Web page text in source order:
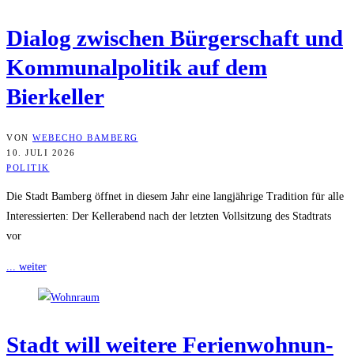
Dia­log zwi­schen Bür­ger­schaft und
Kom­mu­nal­po­li­tik auf dem
Bierkeller
VON WEBECHO BAMBERG
10. JULI 2026
POLITIK
Die Stadt Bamberg öffnet in diesem Jahr eine langjährige Tradition für alle
Interessierten: Der Kellerabend nach der letzten Vollsitzung des Stadtrats
vor
... weiter
Stadt will wei­te­re Feri­en­woh­nun­